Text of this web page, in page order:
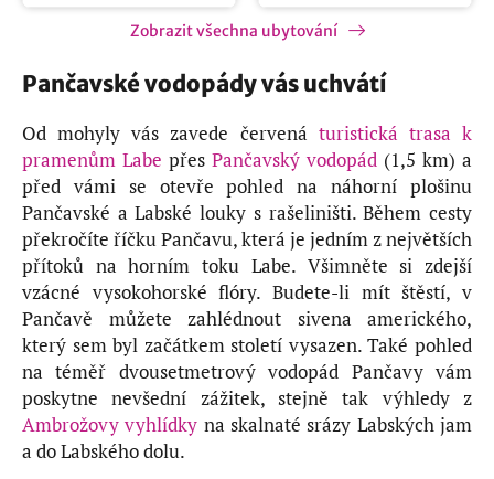
Zobrazit všechna ubytování
Pančavské vodopády vás uchvátí
Od mohyly vás zavede červená turistická trasa k
pramenům Labe přes Pančavský vodopád (1,5 km) a
před vámi se otevře pohled na náhorní plošinu
Pančavské a Labské louky s rašeliništi. Během cesty
překročíte říčku Pančavu, která je jedním z největších
přítoků na horním toku Labe. Všimněte si zdejší
vzácné vysokohorské flóry. Budete-li mít štěstí, v
Pančavě můžete zahlédnout sivena amerického,
který sem byl začátkem století vysazen. Také pohled
na téměř dvousetmetrový vodopád Pančavy vám
poskytne nevšední zážitek, stejně tak výhledy z
Ambrožovy vyhlídky na skalnaté srázy Labských jam
a do Labského dolu.